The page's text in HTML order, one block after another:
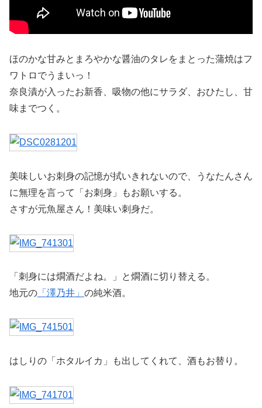
ほのかな甘みとまろやかな醤油のタレをまとった蒲焼はフ
ワトロでうまいっ！
奈良漬が入ったお新香、吸物の他にサラダ、おひたし、甘
味までつく。
美味しいお刺身の記憶が拭いきれないので、うなたんさん
に無理を言って「お刺身」もお願いする。
さすが元魚屋さん！美味い刺身だ。
「刺身には燗酒だよね。」と燗酒に切り替える。
地元の 「澤乃井」 の純米酒。
はしりの「ホタルイカ」も出してくれて、酒もお替り。